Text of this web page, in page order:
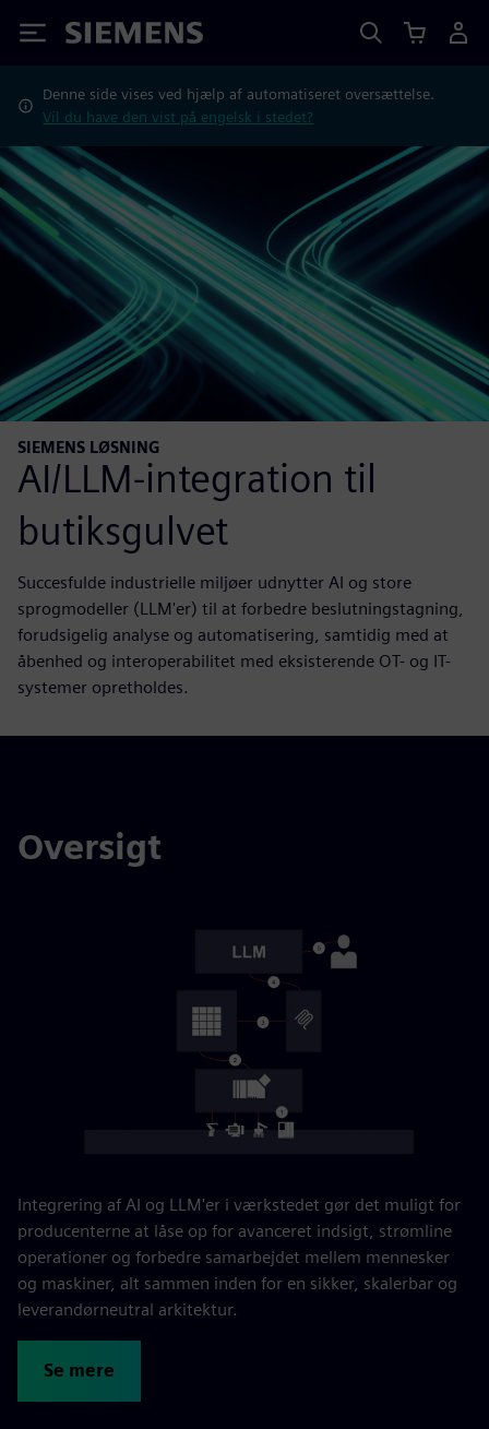
Siemens
Denne side vises ved hjælp af automatiseret oversættelse.
Vil du have den vist på engelsk i stedet?
SIEMENS LØSNING
AI/LLM-integration til
butiksgulvet
Succesfulde industrielle miljøer udnytter AI og store
sprogmodeller (LLM'er) til at forbedre beslutningstagning,
forudsigelig analyse og automatisering, samtidig med at
åbenhed og interoperabilitet med eksisterende OT- og IT-
systemer opretholdes.
Oversigt
Integrering af AI og LLM'er i værkstedet gør det muligt for
producenterne at låse op for avanceret indsigt, strømline
operationer og forbedre samarbejdet mellem mennesker
og maskiner, alt sammen inden for en sikker, skalerbar og
leverandørneutral arkitektur.
Se mere